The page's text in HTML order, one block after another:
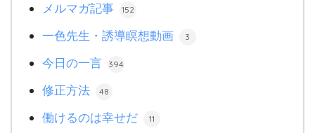
メルマガ記事 152
一色先生・誘導瞑想動画 3
今日の一言 394
修正方法 48
働けるのは幸せだ 11